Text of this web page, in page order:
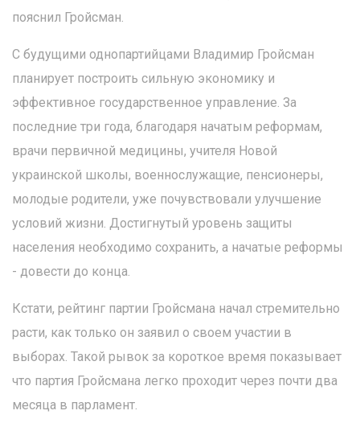
пояснил Гройсман.
С будущими однопартийцами Владимир Гройсман
планирует построить сильную экономику и
эффективное государственное управление. За
последние три года, благодаря начатым реформам,
врачи первичной медицины, учителя Новой
украинской школы, военнослужащие, пенсионеры,
молодые родители, уже почувствовали улучшение
условий жизни. Достигнутый уровень защиты
населения необходимо сохранить, а начатые реформы
- довести до конца.
Кстати, рейтинг партии Гройсмана начал стремительно
расти, как только он заявил о своем участии в
выборах. Такой рывок за короткое время показывает
что партия Гройсмана легко проходит через почти два
месяца в парламент.